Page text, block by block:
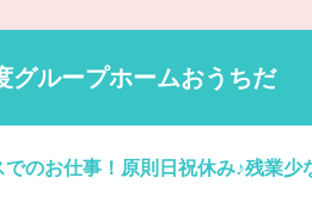
ループホームおうちだ
のお仕事！原則日祝休み♪残業少